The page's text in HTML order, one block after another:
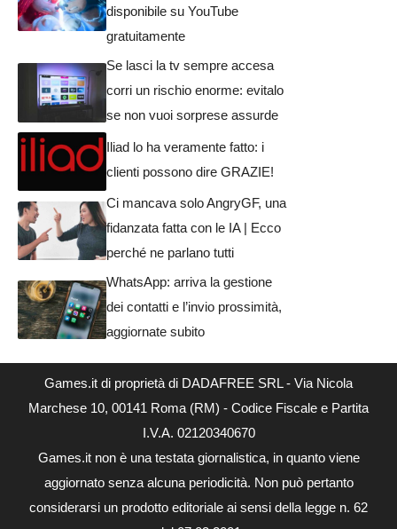
disponibile su YouTube
gratuitamente
Se lasci la tv sempre accesa
corri un rischio enorme: evitalo
se non vuoi sorprese assurde
Iliad lo ha veramente fatto: i
clienti possono dire GRAZIE!
Ci mancava solo AngryGF, una
fidanzata fatta con le IA | Ecco
perché ne parlano tutti
WhatsApp: arriva la gestione
dei contatti e l’invio prossimità,
aggiornate subito
Games.it di proprietà di DADAFREE SRL - Via Nicola
Marchese 10, 00141 Roma (RM) - Codice Fiscale e Partita
I.V.A. 02120340670
Games.it non è una testata giornalistica, in quanto viene
aggiornato senza alcuna periodicità. Non può pertanto
considerarsi un prodotto editoriale ai sensi della legge n. 62